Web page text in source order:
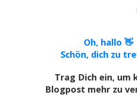
Oh, hallo 👋
Schön, dich zu
Trag Dich ein, um
Blogpost mehr zu